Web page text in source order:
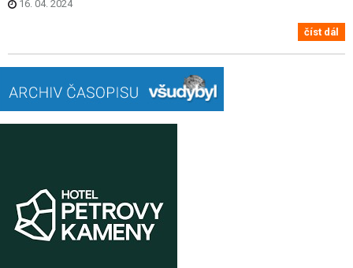
16. 04. 2024
číst dál